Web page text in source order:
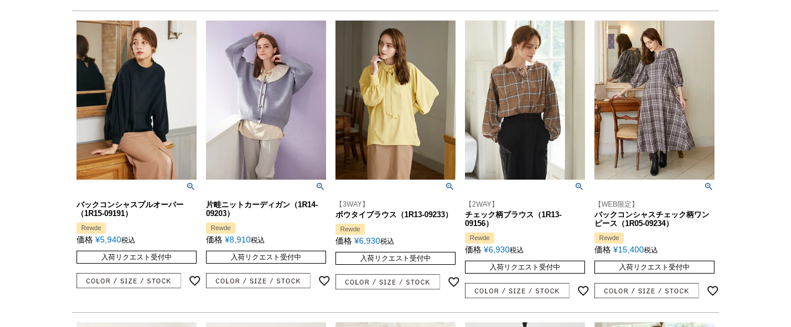
バックコンシャスプルオーバー
（1R15-09191）
Rewde
価格 ¥5,940税込
入荷リクエスト受付中
片畦ニットカーディガン（1R14-
09203）
Rewde
価格 ¥8,910税込
入荷リクエスト受付中
【3WAY】
ボウタイブラウス（1R13-09233）
Rewde
価格 ¥6,930税込
入荷リクエスト受付中
【2WAY】
チェック柄ブラウス（1R13-
09156）
Rewde
価格 ¥6,930税込
入荷リクエスト受付中
【WEB限定】
バックコンシャスチェック柄ワン
ピース（1R05-09234）
Rewde
価格 ¥15,400税込
入荷リクエスト受付中